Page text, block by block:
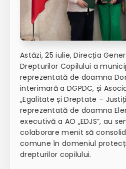
Astăzi, 25 iulie, Direcția
Drepturilor Copilului a
reprezentată de doamna
interimară a DGPDC, și
„Egalitate și Dreptate –
reprezentată de doamna
executivă a AO „EDJS”, au
colaborare menit să
comune în domeniul
drepturilor copilului.